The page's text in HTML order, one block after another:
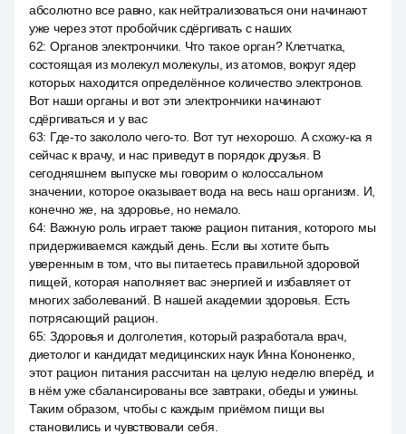
абсолютно все равно, как нейтрализоваться они начинают
уже через этот пробойчик сдёргивать с наших
62: Органов электрончики. Что такое орган? Клетчатка,
состоящая из молекул молекулы, из атомов, вокруг ядер
которых находится определённое количество электронов.
Вот наши органы и вот эти электрончики начинают
сдёргиваться и у вас
63: Где-то закололо чего-то. Вот тут нехорошо. А схожу-ка я
сейчас к врачу, и нас приведут в порядок друзья. В
сегодняшнем выпуске мы говорим о колоссальном
значении, которое оказывает вода на весь наш организм. И,
конечно же, на здоровье, но немало.
64: Важную роль играет также рацион питания, которого мы
придерживаемся каждый день. Если вы хотите быть
уверенным в том, что вы питаетесь правильной здоровой
пищей, которая наполняет вас энергией и избавляет от
многих заболеваний. В нашей академии здоровья. Есть
потрясающий рацион.
65: Здоровья и долголетия, который разработала врач,
диетолог и кандидат медицинских наук Инна Кононенко,
этот рацион питания рассчитан на целую неделю вперёд, и
в нём уже сбалансированы все завтраки, обеды и ужины.
Таким образом, чтобы с каждым приёмом пищи вы
становились и чувствовали себя.